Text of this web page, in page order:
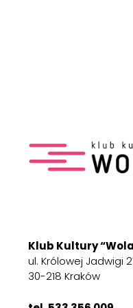
Klub Kultury
ul. Królowej Jadwigi
30-218 Kraków